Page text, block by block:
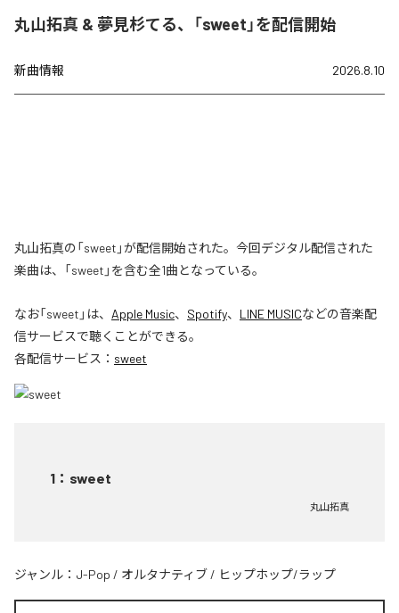
丸山拓真 & 夢見杉てる、「sweet」を配信開始
新曲情報 2026.8.10
丸山拓真の「sweet」が配信開始された。今回デジタル配信された
楽曲は、「sweet」を含む全1曲となっている。
なお「sweet 」は、 Apple Music、 Spotify、 LINE MUSICなどの音楽配
信サービスで聴くことができる。
各配信サービス： sweet
1 ： sweet
丸山拓真
ジャンル： J-Pop / オルタナティブ / ヒップホップ/ラップ